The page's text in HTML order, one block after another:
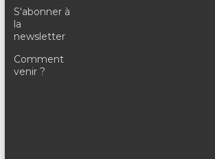
S'abonner à
la
newsletter
Comment
venir ?